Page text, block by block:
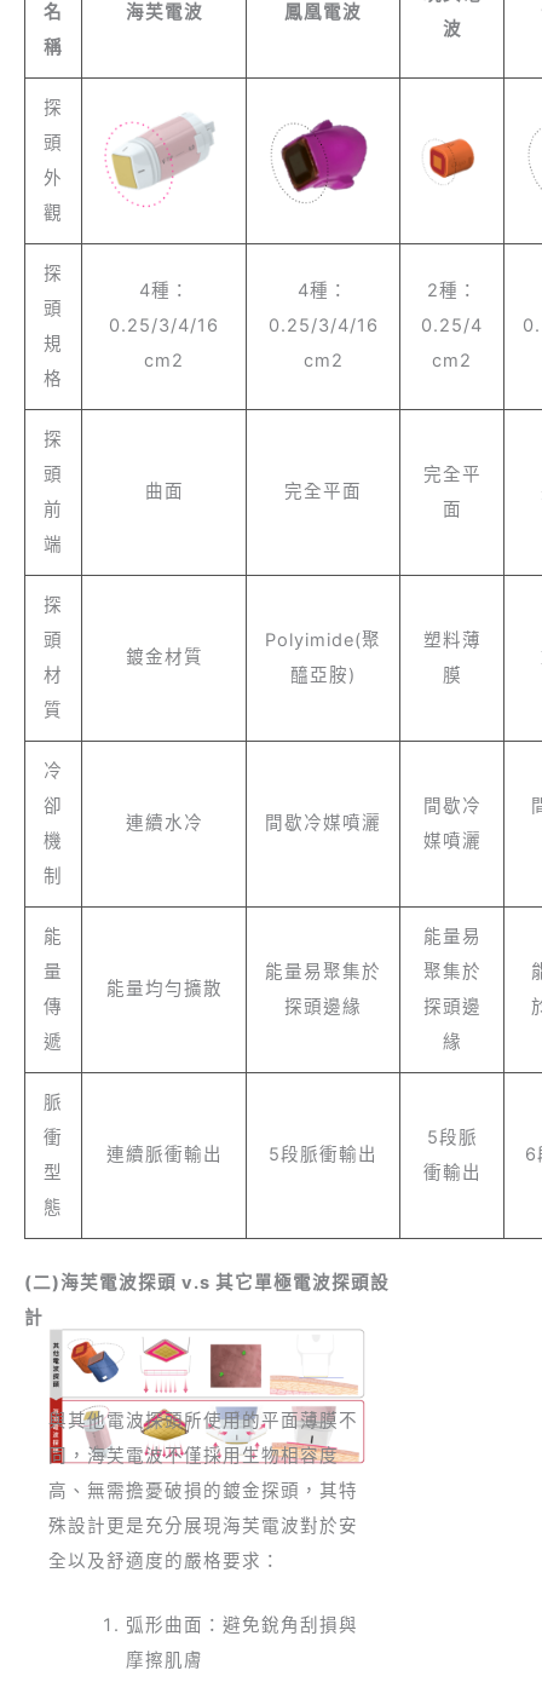
名
稱
海芙電波 鳳凰電波
波
探
頭
外
觀
探
頭
規
格
4種：
0.25/3/4/16
cm2
4種：
0.25/3/4/16
cm2
2種：
0.25/4
cm2
探
頭
前
端
曲面 完全平面
完全平
面
探
頭
材
質
鍍金材質
Polyimide(聚
醯亞胺)
塑料薄
膜
冷
卻
機
制
連續水冷 間歇冷媒噴灑
間歇冷
媒噴灑
能
量
傳
遞
能量均勻擴散
能量易聚集於
探頭邊緣
能量易
聚集於
探頭邊
緣
脈
衝
型
態
連續脈衝輸出 5段脈衝輸出
5段脈
衝輸出
6
(二)海芙電波探頭 v.s 其它單極電波探頭設
計
與其他電波探頭所使用的平面薄膜不
同，海芙電波不僅採用生物相容度
高、無需擔憂破損的鍍金探頭，其特
殊設計更是充分展現海芙電波對於安
全以及舒適度的嚴格要求：
弧形曲面：避免銳角刮損與
摩擦肌膚